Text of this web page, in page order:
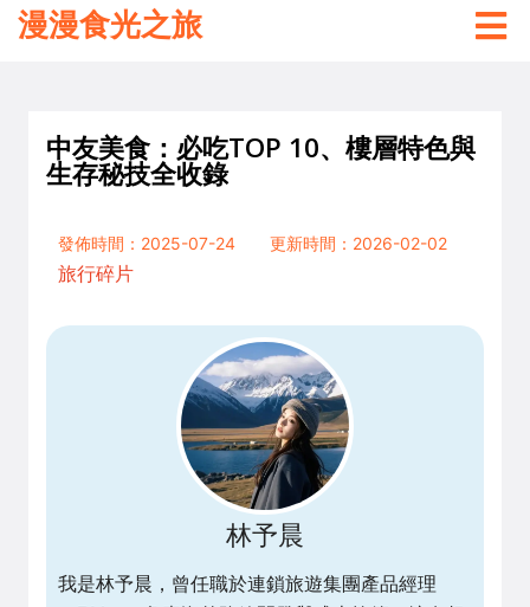
漫漫食光之旅
中友美食：必吃TOP 10、樓層特色與
生存秘技全收錄
發佈時間：2025-07-24
更新時間：2026-02-02
旅行碎片
林予晨
我是林予晨，曾任職於連鎖旅遊集團產品經理